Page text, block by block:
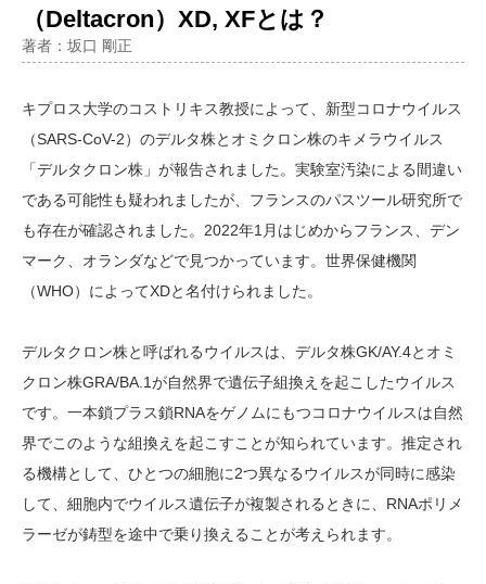
（Deltacron）XD, XFとは？
著者：坂口 剛正
キプロス大学のコストリキス教授によって、新型コロナウイルス
（SARS-CoV-2）のデルタ株とオミクロン株のキメラウイルス
「デルタクロン株」が報告されました。実験室汚染による間違い
である可能性も疑われましたが、フランスのパスツール研究所で
も存在が確認されました。2022年1月はじめからフランス、デン
マーク、オランダなどで見つかっています。世界保健機関
（WHO）によってXDと名付けられました。
デルタクロン株と呼ばれるウイルスは、デルタ株GK/AY.4とオミ
クロン株GRA/BA.1が自然界で遺伝子組換えを起こしたウイルス
です。一本鎖プラス鎖RNAをゲノムにもつコロナウイルスは自然
界でこのような組換えを起こすことが知られています。推定され
る機構として、ひとつの細胞に2つ異なるウイルスが同時に感染
して、細胞内でウイルス遺伝子が複製されるときに、RNAポリメ
ラーゼが鋳型を途中で乗り換えることが考えられます。